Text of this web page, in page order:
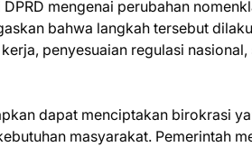
mengenai perubahan
bahwa langkah tersebut
penyesuaian regulasi
dapat menciptakan birokrasi
masyarakat. Pemerintah